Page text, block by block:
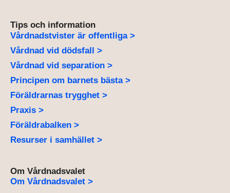
Tips och information
Vårdnadstvister är offentliga >
Vårdnad vid dödsfall >
Vårdnad vid separation >
Principen om barnets bästa >
Föräldrarnas trygghet >
Praxis >
Föräldrabalken >
Resurser i samhället >
Om Vårdnadsvalet
Om Vårdnadsvalet >